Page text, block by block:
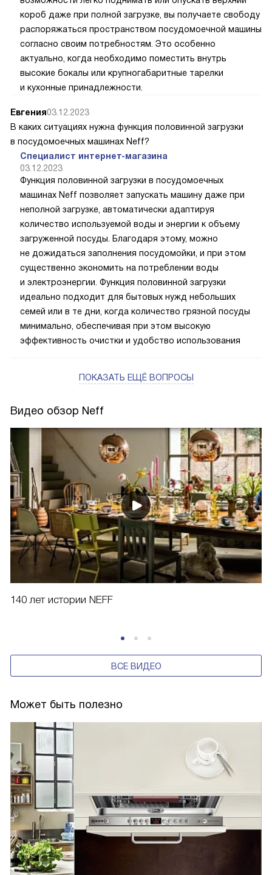
короб даже при полной загрузке, вы получаете свободу
распоряжаться пространством посудомоечной машины
согласно своим потребностям. Это особенно
актуально, когда необходимо поместить внутрь
высокие бокалы или крупногабаритные тарелки
и кухонные принадлежности.
Евгения03.12.2023
В каких ситуациях нужна функция половинной загрузки
в посудомоечных машинах Neff?
Специалист интернет-магазина
03.12.2023
Функция половинной загрузки в посудомоечных
машинах Neff позволяет запускать машину даже при
неполной загрузке, автоматически адаптируя
количество используемой воды и энергии к объему
загруженной посуды. Благодаря этому, можно
не дожидаться заполнения посудомойки, и при этом
существенно экономить на потреблении воды
и электроэнергии. Функция половинной загрузки
идеально подходит для бытовых нужд небольших
семей или в те дни, когда количество грязной посуды
минимально, обеспечивая при этом высокую
эффективность очистки и удобство использования
ПОКАЗАТЬ ЕЩЁ ВОПРОСЫ
Видео обзор Neff
140 лет истории NEFF
ВСЕ ВИДЕО
Может быть полезно